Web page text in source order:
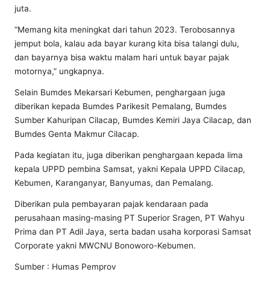
juta.
“Memang kita meningkat dari tahun 2023. Terobosannya
jemput bola, kalau ada bayar kurang kita bisa talangi dulu,
dan bayarnya bisa waktu malam hari untuk bayar pajak
motornya,” ungkapnya.
Selain Bumdes Mekarsari Kebumen, penghargaan juga
diberikan kepada Bumdes Parikesit Pemalang, Bumdes
Sumber Kahuripan Cilacap, Bumdes Kemiri Jaya Cilacap, dan
Bumdes Genta Makmur Cilacap.
Pada kegiatan itu, juga diberikan penghargaan kepada lima
kepala UPPD pembina Samsat, yakni Kepala UPPD Cilacap,
Kebumen, Karanganyar, Banyumas, dan Pemalang.
Diberikan pula pembayaran pajak kendaraan pada
perusahaan masing-masing PT Superior Sragen, PT Wahyu
Prima dan PT Adil Jaya, serta badan usaha korporasi Samsat
Corporate yakni MWCNU Bonoworo-Kebumen.
Sumber : Humas Pemprov